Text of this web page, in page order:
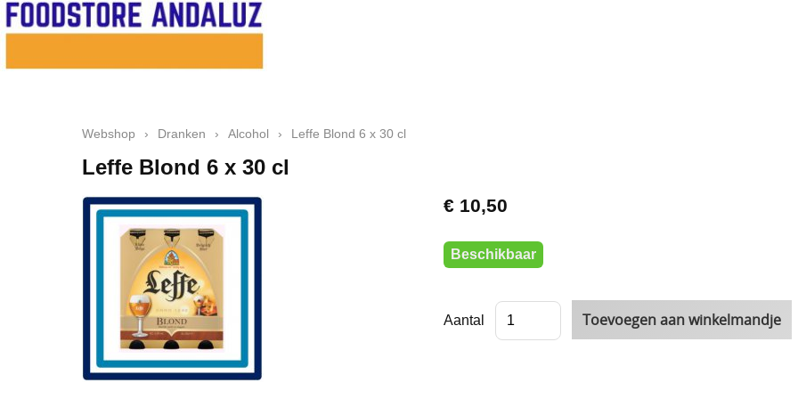
Webshop › Dranken › Alcohol › Leffe Blond 6 x 30 cl
Leffe Blond 6 x 30 cl
€ 10,50
Beschikbaar
Aantal